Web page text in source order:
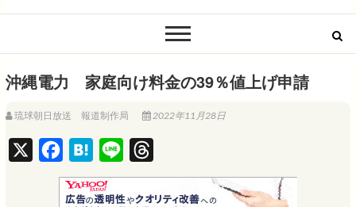
QAB NEWS Headline
沖縄電力 家庭向け料金の39％値上げ申請
琉球朝日放送 報道制作局 2022年11月28日
a
c
H
a
t
i
n
h
r